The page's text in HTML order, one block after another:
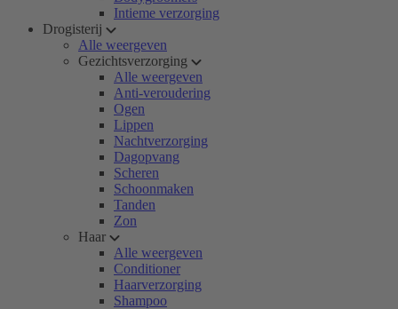
Intieme verzorging
Drogisterij
Alle weergeven
Gezichtsverzorging
Alle weergeven
Anti-veroudering
Ogen
Lippen
Nachtverzorging
Dagopvang
Scheren
Schoonmaken
Tanden
Zon
Haar
Alle weergeven
Conditioner
Haarverzorging
Shampoo